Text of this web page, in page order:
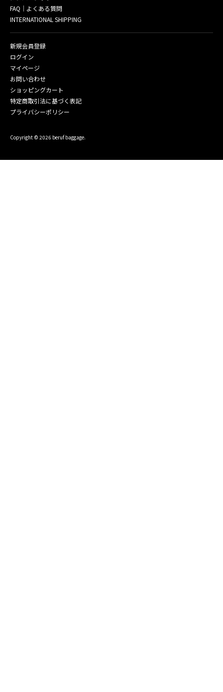
FAQ｜よくある質問
INTERNATIONAL SHIPPING
新規会員登録
ログイン
マイページ
お問い合わせ
ショッピングカート
特定商取引法に基づく表記
プライバシーポリシー
Copyright © 2026 beruf baggage.